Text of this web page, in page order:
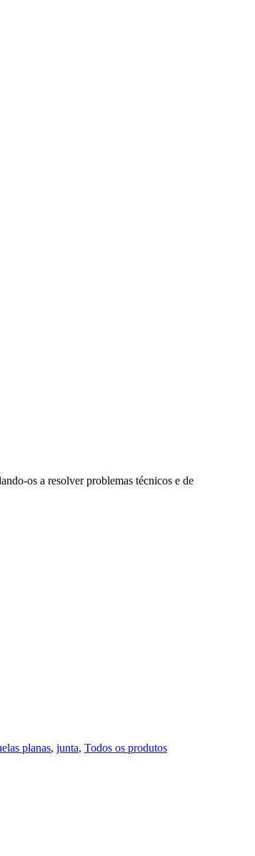
os a resolver problemas técnicos e de
planas, junta, Todos os produtos